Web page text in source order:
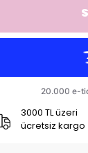
3000 TL üzeri
ücretsiz kargo